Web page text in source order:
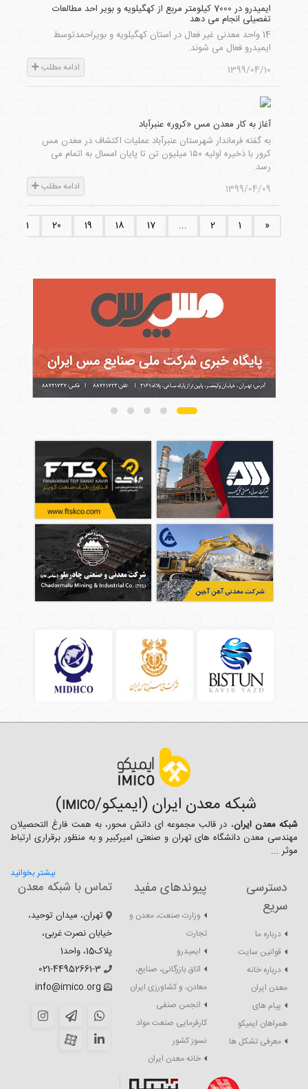
ایمیدرو در 7000 کیلومتر مربع از کهگیلویه و بویر احد مطالعات
تفصیلی انجام می دهد
14 واحد معدنی غیر فعال در استان کهگیلویه و بویراحمدتوسط
ایمیدرو فعال می شوند.
1399/04/10
ادامه مطلب
آغاز به کار معدن مس «کرور» عنبرآباد
به گفته فرماندار شهرستان عنبرآباد عملیات اکتشاف در معدن مس
کرور با ذخیره اولیه ۱۵۰ میلیون تن تا پایان امسال به اتمام می
رسد.
1399/04/09
ادامه مطلب
«
1
2
...
17
18
19
20
21
شبکه معدن ایران (ایمیکو/IMICO
)
شبکه معدن ایران، در قالب مجموعه ای دانش محور، به همت فارغ­ التحصیلان
مهندسی معدن دانشگاه ­های تهران و صنعتی امیرکبیر و به منظور برقراری ارتباط
موثر ...
بیشتر بخوانید
دسترسی
سریع
درباره ما
قوانین سایت
درباره خانه
معدن ایران
پیام های
همراهان ایمیکو
معرفی تشکل ها
پیوندهای مفید
وزارت صنعت، معدن و
تجارت
ایمیدرو
اتاق بازرگانی، صنایع،
معادن، و کشاورزی ایران
انجمن صنفی
کارفرمایی صنعت مواد
نسوز کشور
خانه معدن ایران
تماس با شبکه معدن
تهران، میدان توحید،
خیابان نصرت غربی،
پلاک15، واحد1
021-44952661-3
info@imico.org